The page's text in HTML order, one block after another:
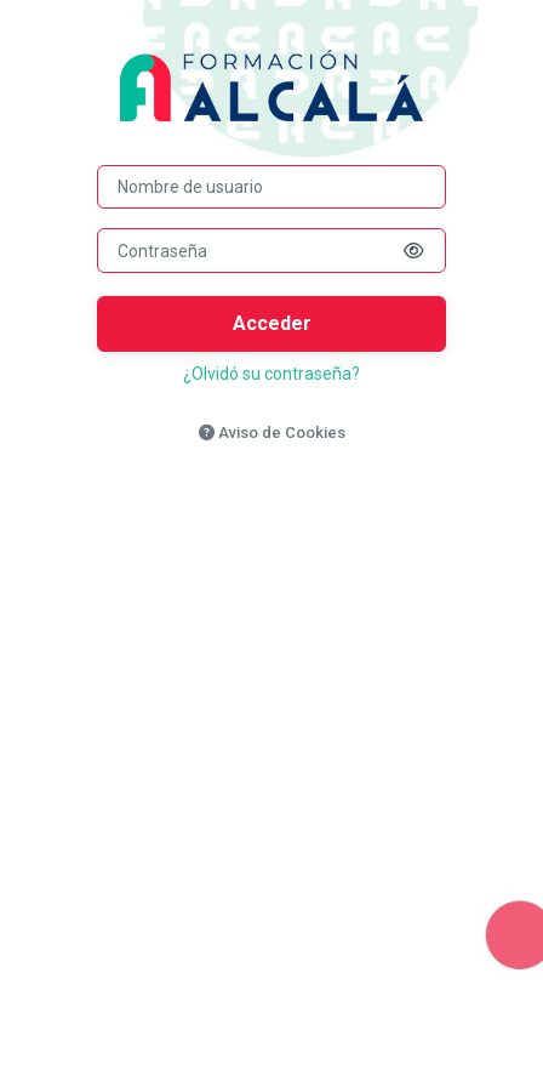
Salta al contenido principal
Entrar a UCAM
Nombre de usuario
Acceder
¿Olvidó su contraseña?
Aviso de Cookies